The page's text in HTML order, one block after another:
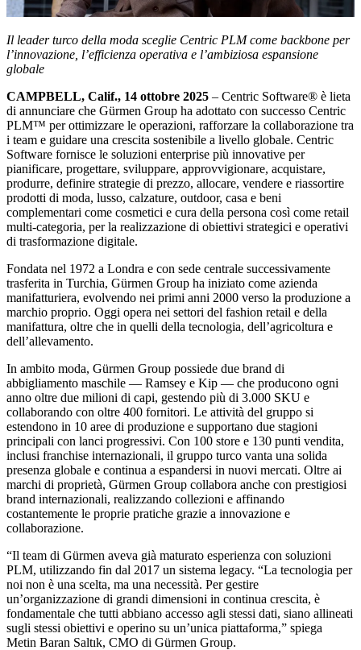
Il leader turco della moda sceglie Centric PLM come backbone per
l’innovazione, l’efficienza operativa e l’ambiziosa espansione
globale
CAMPBELL, Calif., 14 ottobre 2025 – Centric Software® è lieta
di annunciare che Gürmen Group ha adottato con successo Centric
PLM™ per ottimizzare le operazioni, rafforzare la collaborazione tra
i team e guidare una crescita sostenibile a livello globale. Centric
Software fornisce le soluzioni enterprise più innovative per
pianificare, progettare, sviluppare, approvvigionare, acquistare,
produrre, definire strategie di prezzo, allocare, vendere e riassortire
prodotti di moda, lusso, calzature, outdoor, casa e beni
complementari come cosmetici e cura della persona così come retail
multi-categoria, per la realizzazione di obiettivi strategici e operativi
di trasformazione digitale.
Fondata nel 1972 a Londra e con sede centrale successivamente
trasferita in Turchia, Gürmen Group ha iniziato come azienda
manifatturiera, evolvendo nei primi anni 2000 verso la produzione a
marchio proprio. Oggi opera nei settori del fashion retail e della
manifattura, oltre che in quelli della tecnologia, dell’agricoltura e
dell’allevamento.
In ambito moda, Gürmen Group possiede due brand di
abbigliamento maschile — Ramsey e Kip — che producono ogni
anno oltre due milioni di capi, gestendo più di 3.000 SKU e
collaborando con oltre 400 fornitori. Le attività del gruppo si
estendono in 10 aree di produzione e supportano due stagioni
principali con lanci progressivi. Con 100 store e 130 punti vendita,
inclusi franchise internazionali, il gruppo turco vanta una solida
presenza globale e continua a espandersi in nuovi mercati. Oltre ai
marchi di proprietà, Gürmen Group collabora anche con prestigiosi
brand internazionali, realizzando collezioni e affinando
costantemente le proprie pratiche grazie a innovazione e
collaborazione.
“Il team di Gürmen aveva già maturato esperienza con soluzioni
PLM, utilizzando fin dal 2017 un sistema legacy. “La tecnologia per
noi non è una scelta, ma una necessità. Per gestire
un’organizzazione di grandi dimensioni in continua crescita, è
fondamentale che tutti abbiano accesso agli stessi dati, siano allineati
sugli stessi obiettivi e operino su un’unica piattaforma,” spiega
Metin Baran Saltık, CMO di Gürmen Group.